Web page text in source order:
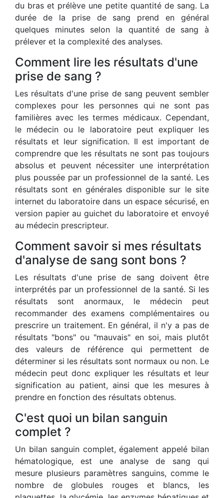
du bras et prélève une petite quantité de sang. La
durée de la prise de sang prend en général
quelques minutes selon la quantité de sang à
prélever et la complexité des analyses.
Comment lire les résultats d'une
prise de sang ?
Les résultats d'une prise de sang peuvent sembler
complexes pour les personnes qui ne sont pas
familières avec les termes médicaux. Cependant,
le médecin ou le laboratoire peut expliquer les
résultats et leur signification. Il est important de
comprendre que les résultats ne sont pas toujours
absolus et peuvent nécessiter une interprétation
plus poussée par un professionnel de la santé. Les
résultats sont en générales disponible sur le site
internet du laboratoire dans un espace sécurisé, en
version papier au guichet du laboratoire et envoyé
au médecin prescripteur.
Comment savoir si mes résultats
d'analyse de sang sont bons ?
Les résultats d'une prise de sang doivent être
interprétés par un professionnel de la santé. Si les
résultats sont anormaux, le médecin peut
recommander des examens complémentaires ou
prescrire un traitement. En général, il n'y a pas de
résultats "bons" ou "mauvais" en soi, mais plutôt
des valeurs de référence qui permettent de
déterminer si les résultats sont normaux ou non. Le
médecin peut donc expliquer les résultats et leur
signification au patient, ainsi que les mesures à
prendre en fonction des résultats obtenus.
C'est quoi un bilan sanguin
complet ?
Un bilan sanguin complet, également appelé bilan
hématologique, est une analyse de sang qui
mesure plusieurs paramètres sanguins, comme le
nombre de globules rouges et blancs, les